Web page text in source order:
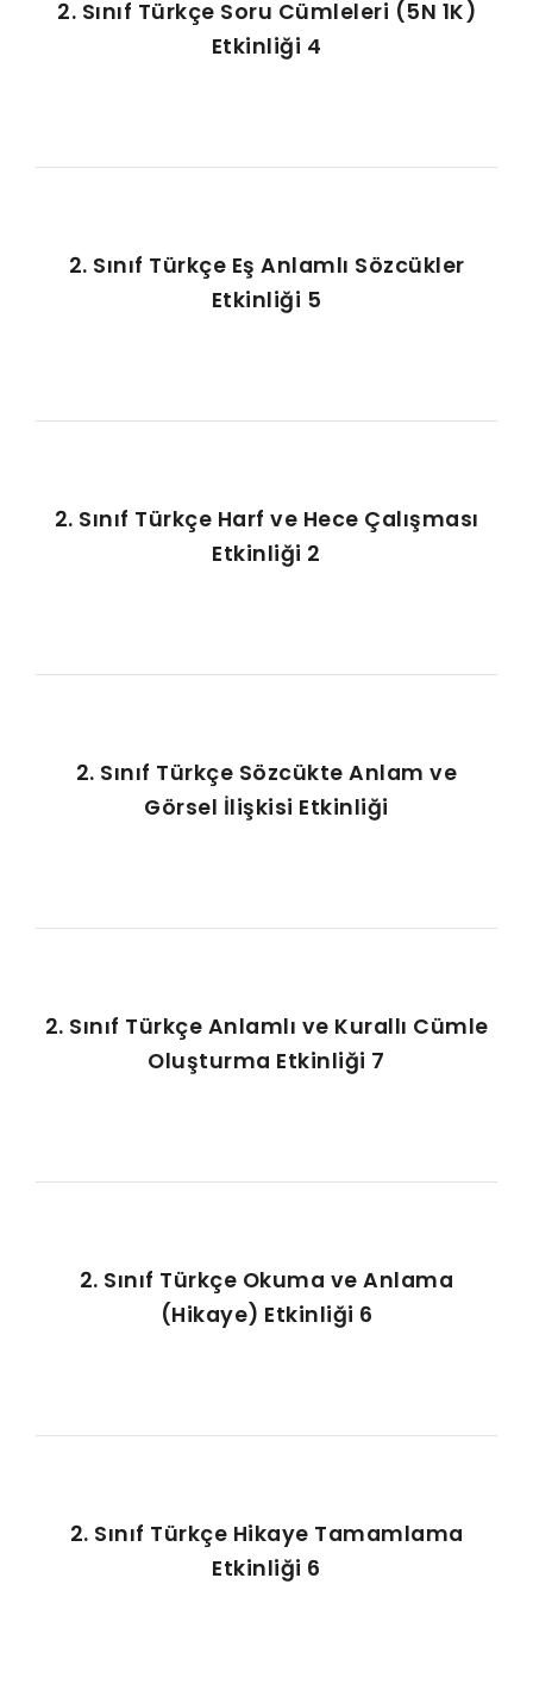
2. Sınıf Türkçe Soru Cümleleri (5N 1K)
Etkinliği 4
2. Sınıf Türkçe Eş Anlamlı Sözcükler
Etkinliği 5
2. Sınıf Türkçe Harf ve Hece Çalışması
Etkinliği 2
2. Sınıf Türkçe Sözcükte Anlam ve
Görsel İlişkisi Etkinliği
2. Sınıf Türkçe Anlamlı ve Kurallı Cümle
Oluşturma Etkinliği 7
2. Sınıf Türkçe Okuma ve Anlama
(Hikaye) Etkinliği 6
2. Sınıf Türkçe Hikaye Tamamlama
Etkinliği 6